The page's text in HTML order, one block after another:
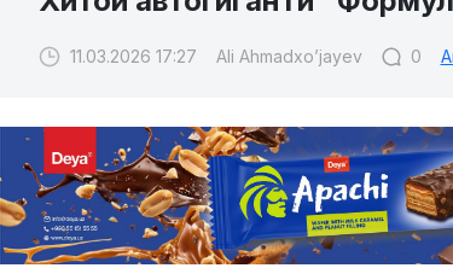
11.03.2026 17:27 Ali Ahmadxo’jayev 0